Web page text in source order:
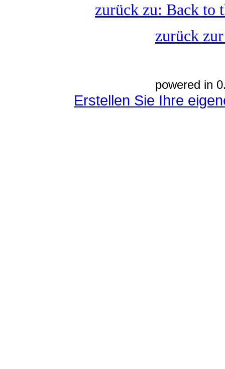
zurück zu: Back to
zurück
powered in
Erstellen Sie Ihre